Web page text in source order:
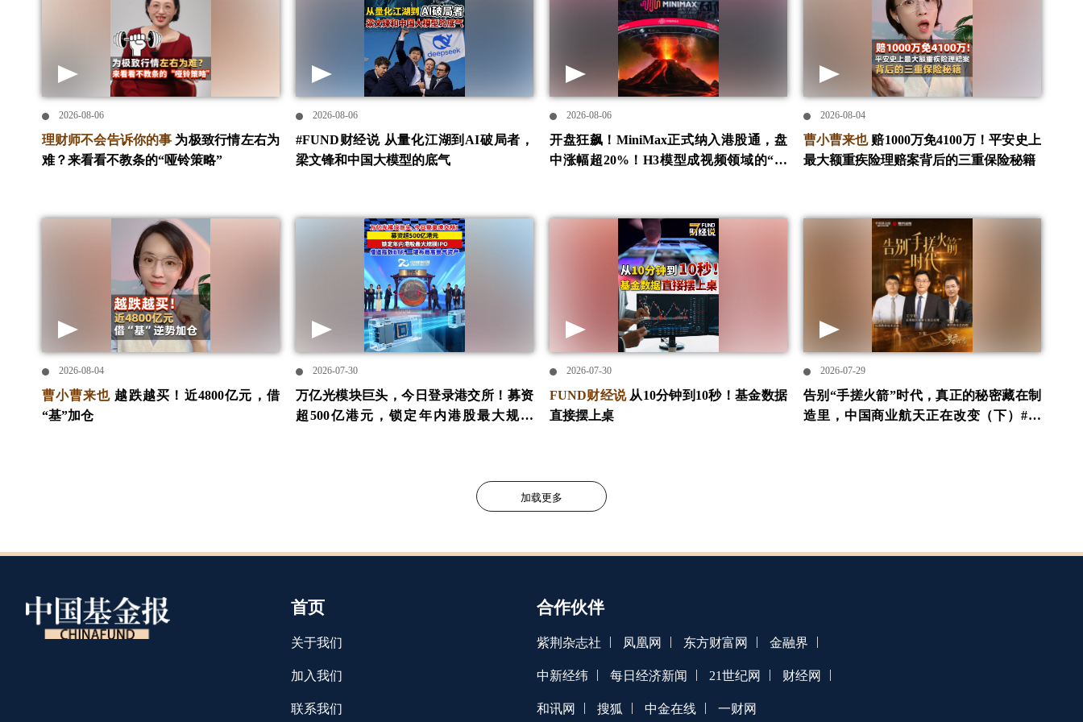
2026-08-06
理财师不会告诉你的事 为极致行情左右为
难？来看看不教条的“哑铃策略”
2026-08-06
#FUND财经说 从量化江湖到AI破局者，
梁文锋和中国大模型的底气
2026-08-06
开盘狂飙！MiniMax正式纳入港股通，盘
中涨幅超20%！H3模型成视频领域的“斩
2026-08-04
曹小曹来也赔1000万免4100万！平安史上
最大额重疾险理赔案背后的三重保险秘籍
2026-08-04
曹小曹来也 越跌越买！近4800亿元，借
“基”加仓
2026-07-30
万亿光模块巨头，今日登录港交所！募资
超500亿港元，锁定年内港股最大规模
2026-07-30
FUND财经说从10分钟到10秒！基金数据
直接摆上桌
2026-07-29
告别“手搓火箭”时代，真正的秘密藏在制
造里，中国商业航天正在改变（下）#粤
加载更多
首页
关于我们
加入我们
联系我们
合作伙伴
紫荆杂志社 | 凤凰网 | 东方财富网 | 金融界 |
中新经纬 | 每日经济新闻 | 21世纪网 | 财经网 |
和讯网 | 搜狐 | 中金在线 | 一财网